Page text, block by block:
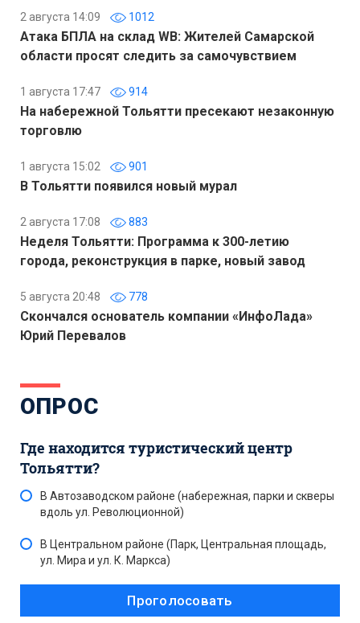
2 августа 14:09 1012
Атака БПЛА на склад WB: Жителей Самарской
области просят следить за самочувствием
1 августа 17:47 914
На набережной Тольятти пресекают незаконную
торговлю
1 августа 15:02 901
В Тольятти появился новый мурал
2 августа 17:08 883
Неделя Тольятти: Программа к 300-летию
города, реконструкция в парке, новый завод
5 августа 20:48 778
Скончался основатель компании «ИнфоЛада»
Юрий Перевалов
ОПРОС
Где находится туристический центр
Тольятти?
В Автозаводском районе (набережная, парки и скверы
вдоль ул. Революционной)
В Центральном районе (Парк, Центральная площадь,
ул. Мира и ул. К. Маркса)